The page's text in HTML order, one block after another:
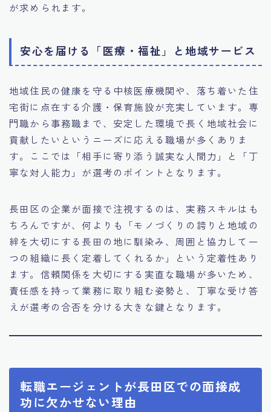
が求められます。
安心を届ける「医療・福祉」と地域サービス
地域住民の健康を守る中核医療機関や、落ち着いた住
宅街に点在する介護・保育施設が充実しています。専
門職から事務職まで、安定した環境で長く地域社会に
貢献したいというニーズに応える職場が多くありま
す。ここでは「相手に寄り添う誠実な人間力」と「丁
寧な対人能力」が選考のポイントとなります。
長田区の企業が面接で注視するのは、実務スキルはも
ちろんですが、何よりも「モノづくりの誇りと地域の
絆を大切にする長田の地に馴染み、周囲と協力して一
つの組織に長く定着してくれるか」という定着性あり
ます。信頼関係を大切にする実直な職場が多いため、
責任感を持って業務に取り組む姿勢と、丁寧な受け答
えが選考の合否を分ける大きな鍵となります。
転職エージェントが長田区での面接成
功に欠かせない理由